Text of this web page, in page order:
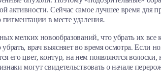
активности. Сейчас самое лучшее время для
в месте удаления.
мелких новообразований, что убрать их
врач выясняет во время осмотра. Если
его цвет, контур, на нем появляются
могут свидетельствовать о начале